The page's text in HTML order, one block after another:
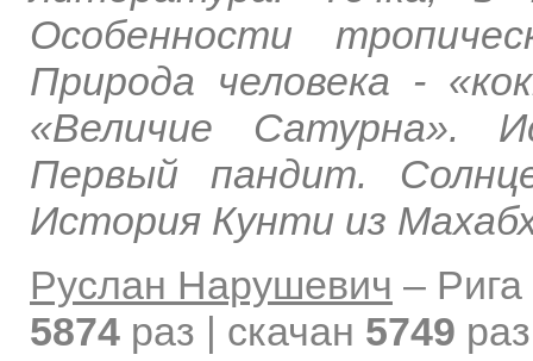
Особенности
Природа человека -
«Величие Сатурна».
Первый пандит.
История Кунти из
Руслан Нарушевич –
5874 раз | скачан 5749